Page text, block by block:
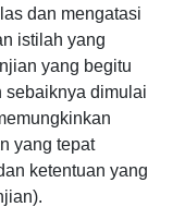
dan mengatasi
istilah yang
yang begitu
sebaiknya dimulai
yang tepat
ketentuan yang
.